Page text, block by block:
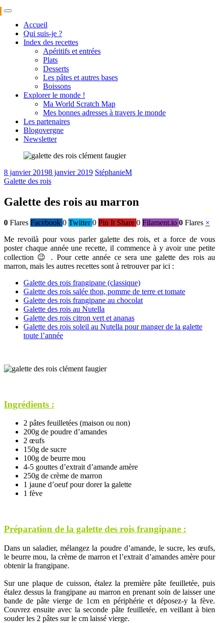
Skip
contentAccueil
Qui suis-je ?
Index des recettes
Apéritifs et entrées
Plats
Desserts
Les pâtes et autres bases
Boissons
Explorer le monde !
Ma World Scratch Map
Mes bonnes adresses à travers le monde
Les partenaires
Blogovergne
Newsletter
8 janvier 20198 janvier 2019 StéphanieM
Galette des rois
Galette des rois au marron
0 Flares Facebook 0 Twitter 0 Pin It Share 0 Filament.io 0 Flares ×
Me revoilà pour vous parler galette des rois, et a force de vous
poster chaque année une recette, il commence à y avoir une petite
collection 😉 . Pour cette année ce sera une galette des rois au
marron, mais les autres recettes sont à retrouver par ici :
Galette des rois frangipane (classique)
Galette des rois salée thon, pomme de terre et tomate
Galette des rois frangipane au chocolat
Galette des rois au Nutella
Galette des rois citron vert et ananas
Galette des rois soleil au Nutella pour manger de la galette
toute l’année
Ingrédients :
2 pâtes feuilletées (maison ou non)
200g de poudre d’amandes
2 œufs
150g de sucre
100g de beurre mou
4-5 gouttes d’extrait d’amande amère
250g de crème de marron
1 jaune d’oeuf pour dorer la galette
1 fève
Préparation de la galette des rois frangipane :
Dans un saladier, mélangez la poudre d’amande, le sucre, les œufs,
le beurre mou, la crème de marron et l’extrait d’amandes amère pour
obtenir la frangipane.
Sur une plaque de cuisson, étalez la première pâte feuilletée, puis
étalez dessus la frangipane au marron en prenant soin de laisser une
bande de pâte vierge de 1cm en périphérie et déposez-y la fève.
Couvrez ensuite avec la seconde pâte feuilletée, en veillant à bien
souder les 2 pâtes sur le cm laissé vierge.